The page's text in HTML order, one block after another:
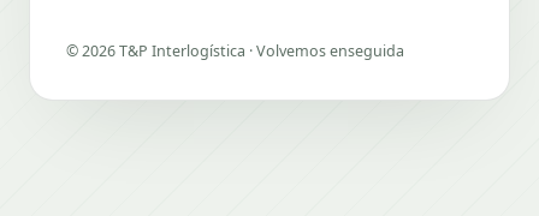
©2026T&P Interlogística · Volvemos enseguida